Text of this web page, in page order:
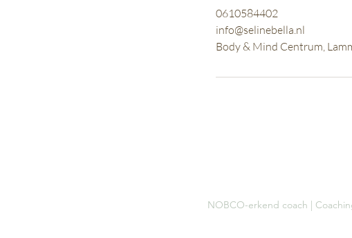
0610584402
info@selinebella.nl
Body & Mind Centrum,
NOBCO-erkend coach |